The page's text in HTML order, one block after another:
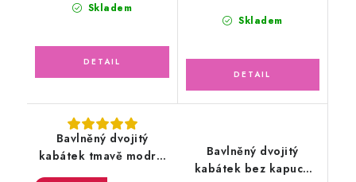
Skladem
Skladem
Bavlněný dvojitý
kabátek tmavě modrý,
Autíčko
Bavlněný dvojitý
kabátek bez kapuce